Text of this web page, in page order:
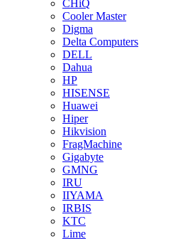
CHiQ
Cooler Master
Digma
Delta Computers
DELL
Dahua
HP
HISENSE
Huawei
Hiper
Hikvision
FragMachine
Gigabyte
GMNG
IRU
IIYAMA
IRBIS
KTC
Lime